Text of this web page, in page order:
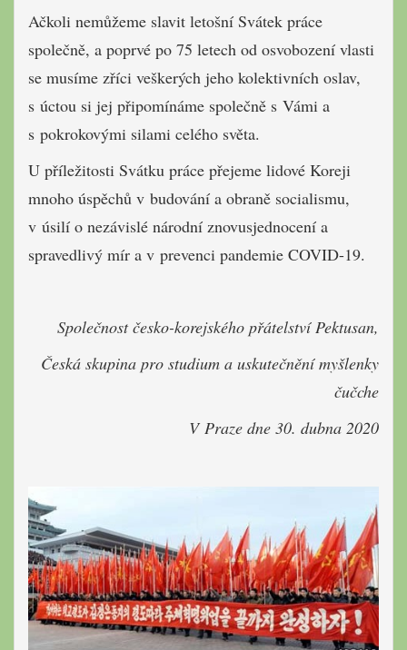
Ačkoli nemůžeme slavit letošní Svátek práce
společně, a poprvé po 75 letech od osvobození vlasti
se musíme zříci veškerých jeho kolektivních oslav,
s úctou si jej připomínáme společně s Vámi a
s pokrokovými silami celého světa.
U příležitosti Svátku práce přejeme lidové Koreji
mnoho úspěchů v budování a obraně socialismu,
v úsilí o nezávislé národní znovusjednocení a
spravedlivý mír a v prevenci pandemie COVID-19.
Společnost česko-korejského přátelství Pektusan,
Česká skupina pro studium a uskutečnění myšlenky
čučche
V Praze dne 30. dubna 2020